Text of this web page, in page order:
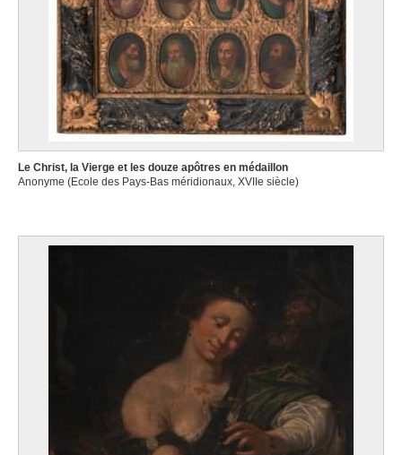
Le Christ, la Vierge et les douze apôtres en médaillon
Anonyme (Ecole des Pays-Bas méridionaux, XVIIe siècle)